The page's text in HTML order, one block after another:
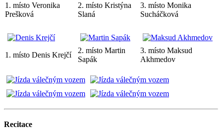
1. místo Veronika
Prešková
2. místo Kristýna
Slaná
3. místo Monika
Sucháčková
1. místo Denis Krejčí
2. místo Martin
Sapák
3. místo Maksud
Akhmedov
Recitace